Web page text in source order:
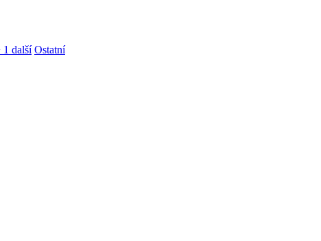
1 další Ostatní